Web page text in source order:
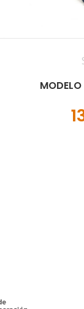
MODELO